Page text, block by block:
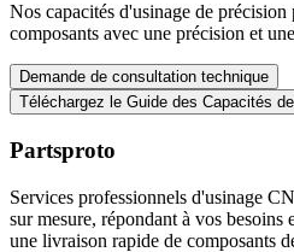
Nos capacités d'usinage de
composants avec une précision et
Demande de consultation technique
Téléchargez le Guide des Capacités
Partsproto
Services professionnels d'usinage
sur mesure, répondant à vos besoins
une livraison rapide de composants